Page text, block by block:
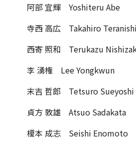
阿部 宜輝 Yoshiteru Abe
寺西 高広 Takahiro
西寄 照和 Terukazu
李 湧権 Lee Yongkwun
末吉 哲郎 Tetsuro Sueyoshi
貞方 敦雄 Atsuo Sadakata
榎本 成志 Seishi Enomoto